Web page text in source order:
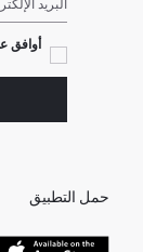
البريد
أوافق
حمل التطبيق